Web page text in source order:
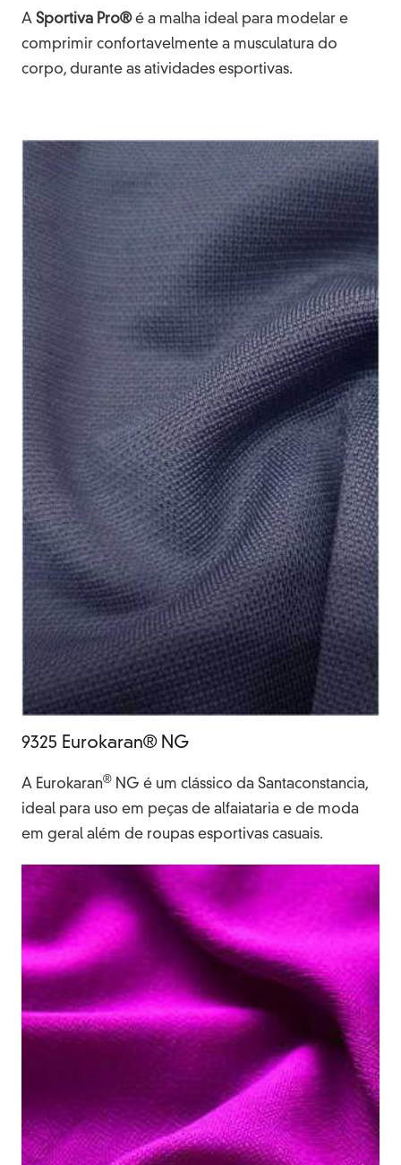
A Sportiva Pro®é a malha ideal para modelar e
comprimir confortavelmente a musculatura do
corpo, durante as atividades esportivas.
9325 Eurokaran® NG
A Eurokaran® NG é um clássico da Santaconstancia,
ideal para uso em peças de alfaiataria e de moda
em geral além de roupas esportivas casuais.